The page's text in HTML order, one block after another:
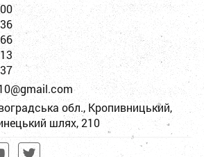
0@gmail.com
обл., Кропивницький,
шлях, 210